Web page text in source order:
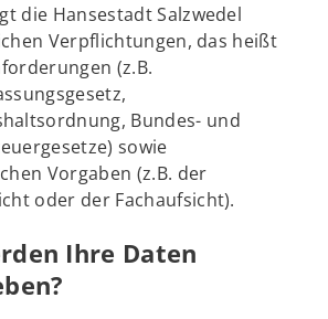
die Hansestadt Salzwedel
Verpflichtungen, das heißt
(z.B.
Bundes- und
sowie
Vorgaben (z.B. der
oder der Fachaufsicht).
Ihre Daten